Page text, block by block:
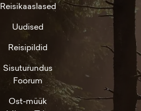
Reisikaaslased
Uudised
Reisipildid
Sisuturundus
Foorum
Ost-müük